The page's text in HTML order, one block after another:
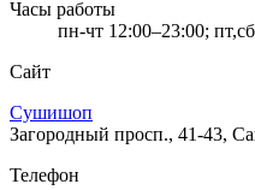
Часы работы
пн-чт 12:00–23:00;
Сайт
Сушишоп
Загородный просп., 41-43,
Телефон